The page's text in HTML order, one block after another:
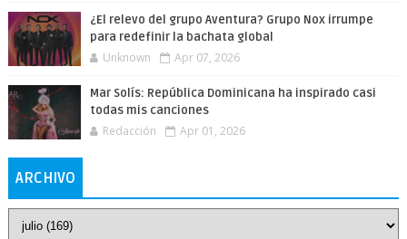
¿El relevo del grupo Aventura? Grupo Nox irrumpe
para redefinir la bachata global
Unknown Apr 07, 2026
Mar Solís: República Dominicana ha inspirado casi
todas mis canciones
Redacción Apr 01, 2026
ARCHIVO